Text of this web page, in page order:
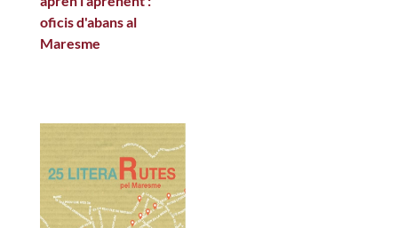
oficis d'abans al
Maresme